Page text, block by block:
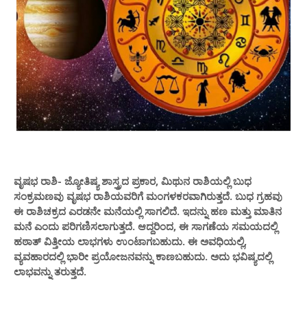
ವೃಷಭ ರಾಶಿ- ಜ್ಯೋತಿಷ್ಯ ಶಾಸ್ತ್ರದ ಪ್ರಕಾರ, ಮಿಥುನ ರಾಶಿಯಲ್ಲಿ ಬುಧ
ಸಂಕ್ರಮಣವು ವೃಷಭ ರಾಶಿಯವರಿಗೆ ಮಂಗಳಕರವಾಗಿರುತ್ತದೆ. ಬುಧ ಗ್ರಹವು
ಈ ರಾಶಿಚಕ್ರದ ಎರಡನೇ ಮನೆಯಲ್ಲಿ ಸಾಗಲಿದೆ. ಇದನ್ನು ಹಣ ಮತ್ತು ಮಾತಿನ
ಮನೆ ಎಂದು ಪರಿಗಣಿಸಲಾಗುತ್ತದೆ. ಆದ್ದರಿಂದ, ಈ ಸಾಗಣೆಯ ಸಮಯದಲ್ಲಿ
ಹಠಾತ್ ವಿತ್ತೀಯ ಲಾಭಗಳು ಉಂಟಾಗಬಹುದು. ಈ ಅವಧಿಯಲ್ಲಿ,
ವ್ಯವಹಾರದಲ್ಲಿ ಭಾರೀ ಪ್ರಯೋಜನವನ್ನು ಕಾಣಬಹುದು. ಅದು ಭವಿಷ್ಯದಲ್ಲಿ
ಲಾಭವನ್ನು ತರುತ್ತದೆ.